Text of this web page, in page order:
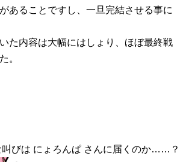
あることですし、一旦完結させる事に
た内容は大幅にはしょり、ほぼ最終戦
。
叫びは にょろんぱ さんに届くのか……？